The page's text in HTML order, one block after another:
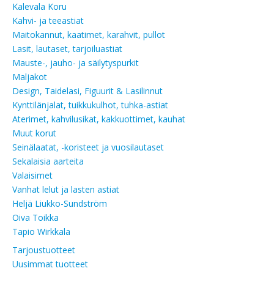
Kalevala Koru
Kahvi- ja teeastiat
Maitokannut, kaatimet, karahvit, pullot
Lasit, lautaset, tarjoiluastiat
Mauste-, jauho- ja säilytyspurkit
Maljakot
Design, Taidelasi, Figuurit & Lasilinnut
Kynttilänjalat, tuikkukulhot, tuhka-astiat
Aterimet, kahvilusikat, kakkuottimet, kauhat
Muut korut
Seinälaatat, -koristeet ja vuosilautaset
Sekalaisia aarteita
Valaisimet
Vanhat lelut ja lasten astiat
Heljä Liukko-Sundström
Oiva Toikka
Tapio Wirkkala
Tarjoustuotteet
Uusimmat tuotteet